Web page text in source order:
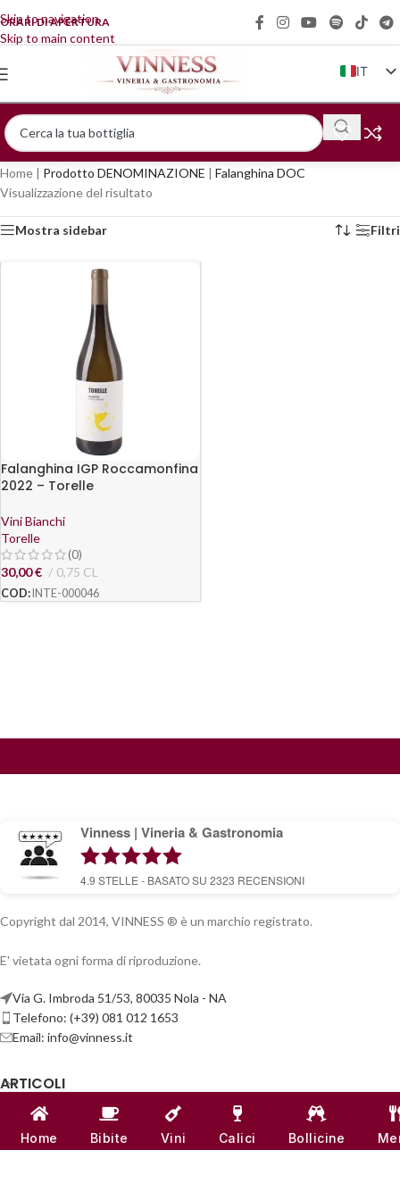
Skip to navigation
Skip to main content
ORARI DI APERTURA
IT
EN
FR
DE
Home | Prodotto DENOMINAZIONE | Falanghina DOC
Visualizzazione del risultato
Mostra sidebar Filtri
Falanghina IGP Roccamonfina
2022 – Torelle
Vini Bianchi
Torelle
(0)
30,00€ 0,75 CL
COD: INTE-000046
Vinness | Vineria & Gastronomia
4.9 STELLE - BASATO SU 2323 RECENSIONI
Copyright dal 2014, VINNESS ® è un marchio registrato.
E' vietata ogni forma di riproduzione.
Via G. Imbroda 51/53, 80035 Nola - NA
Telefono: (+39) 081 012 1653
Email: info@vinness.it
ARTICOLI
INFO & CONTATTI
Home Bibite Vini Calici Bollicine